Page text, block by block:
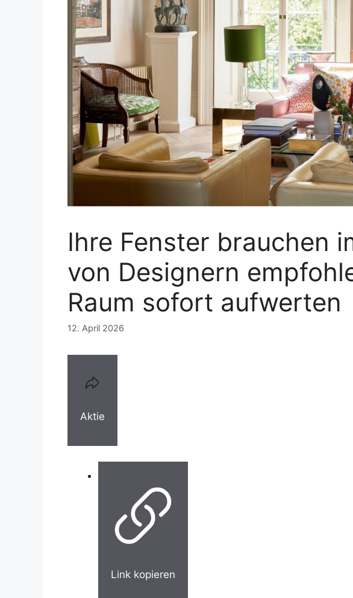
Ihre Fenster brauchen
von Designern
Raum sofort aufwerten
12. April 2026
Aktie
Link kopieren